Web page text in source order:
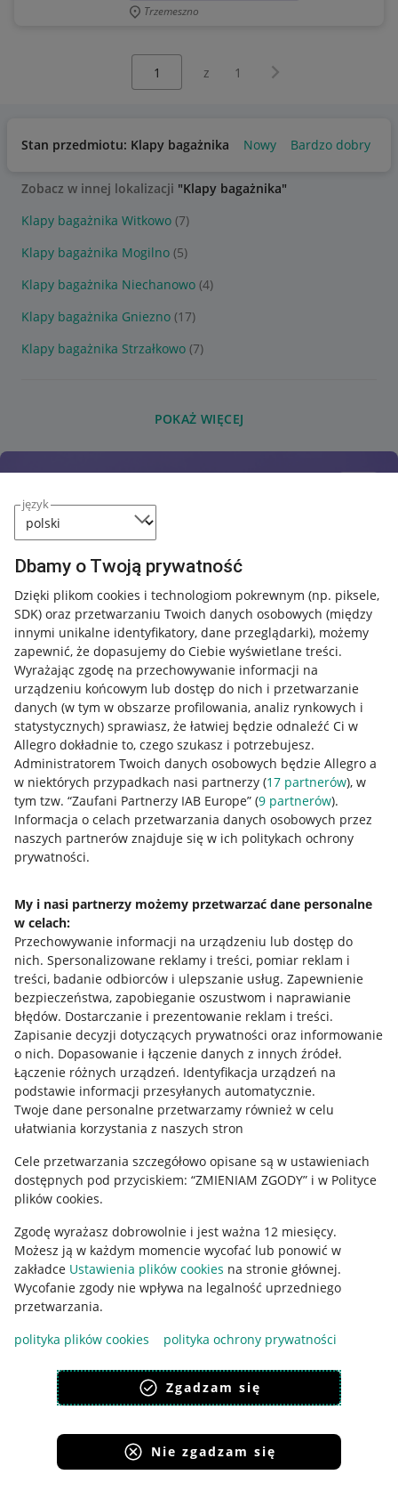
język
Dbamy o Twoją prywatność
Dzięki plikom cookies i technologiom pokrewnym (np. piksele,
SDK) oraz przetwarzaniu Twoich danych osobowych (między
innymi unikalne identyfikatory, dane przeglądarki), możemy
zapewnić, że dopasujemy do Ciebie wyświetlane treści.
Wyrażając zgodę na przechowywanie informacji na
urządzeniu końcowym lub dostęp do nich i przetwarzanie
danych (w tym w obszarze profilowania, analiz rynkowych i
statystycznych) sprawiasz, że łatwiej będzie odnaleźć Ci w
Allegro dokładnie to, czego szukasz i potrzebujesz.
Administratorem Twoich danych osobowych będzie Allegro a
w niektórych przypadkach nasi partnerzy (17 partnerów), w
tym tzw. “Zaufani Partnerzy IAB Europe” (9 partnerów).
Informacja o celach przetwarzania danych osobowych przez
naszych partnerów znajduje się w ich politykach ochrony
prywatności.
My i nasi partnerzy możemy przetwarzać dane personalne
w celach:
Przechowywanie informacji na urządzeniu lub dostęp do
nich. Spersonalizowane reklamy i treści, pomiar reklam i
treści, badanie odbiorców i ulepszanie usług. Zapewnienie
bezpieczeństwa, zapobieganie oszustwom i naprawianie
błędów. Dostarczanie i prezentowanie reklam i treści.
Zapisanie decyzji dotyczących prywatności oraz informowanie
o nich. Dopasowanie i łączenie danych z innych źródeł.
Łączenie różnych urządzeń. Identyfikacja urządzeń na
podstawie informacji przesyłanych automatycznie.
Twoje dane personalne przetwarzamy również w celu
ułatwiania korzystania z naszych stron
Cele przetwarzania szczegółowo opisane są w ustawieniach
dostępnych pod przyciskiem: “ZMIENIAM ZGODY” i w Polityce
plików cookies.
Zgodę wyrażasz dobrowolnie i jest ważna 12 miesięcy.
Możesz ją w każdym momencie wycofać lub ponowić w
zakładce Ustawienia plików cookies na stronie głównej.
Wycofanie zgody nie wpływa na legalność uprzedniego
przetwarzania.
polityka plików cookies
polityka ochrony prywatności
Zgadzam się
Nie zgadzam się
Trzemeszno
z 1 Następna strona
Stan przedmiotu: Klapy bagażnika Nowy Bardzo dobry
Zobacz w innej lokalizacji "Klapy bagażnika"
Klapy bagażnika Witkowo (7)
Klapy bagażnika Mogilno (5)
Klapy bagażnika Niechanowo (4)
Klapy bagażnika Gniezno (17)
Klapy bagażnika Strzałkowo (7)
POKAŻ WIĘCEJ
Przydatne informacje
Jak to działa
Allegro Gadane dla sprzedających
Allegro Gadane dla kupujących
Mapa miejscowości
Informacje prawne
Regulamin
Polityka plików "cookies"
Ustawienia plików "cookies"
Udostępnianie lokalizacji
Informacje dla Aktu o Usługach Cyfrowych
Pobierz aplikację
Korzystanie z serwisu oznacza akceptacjęregulaminu